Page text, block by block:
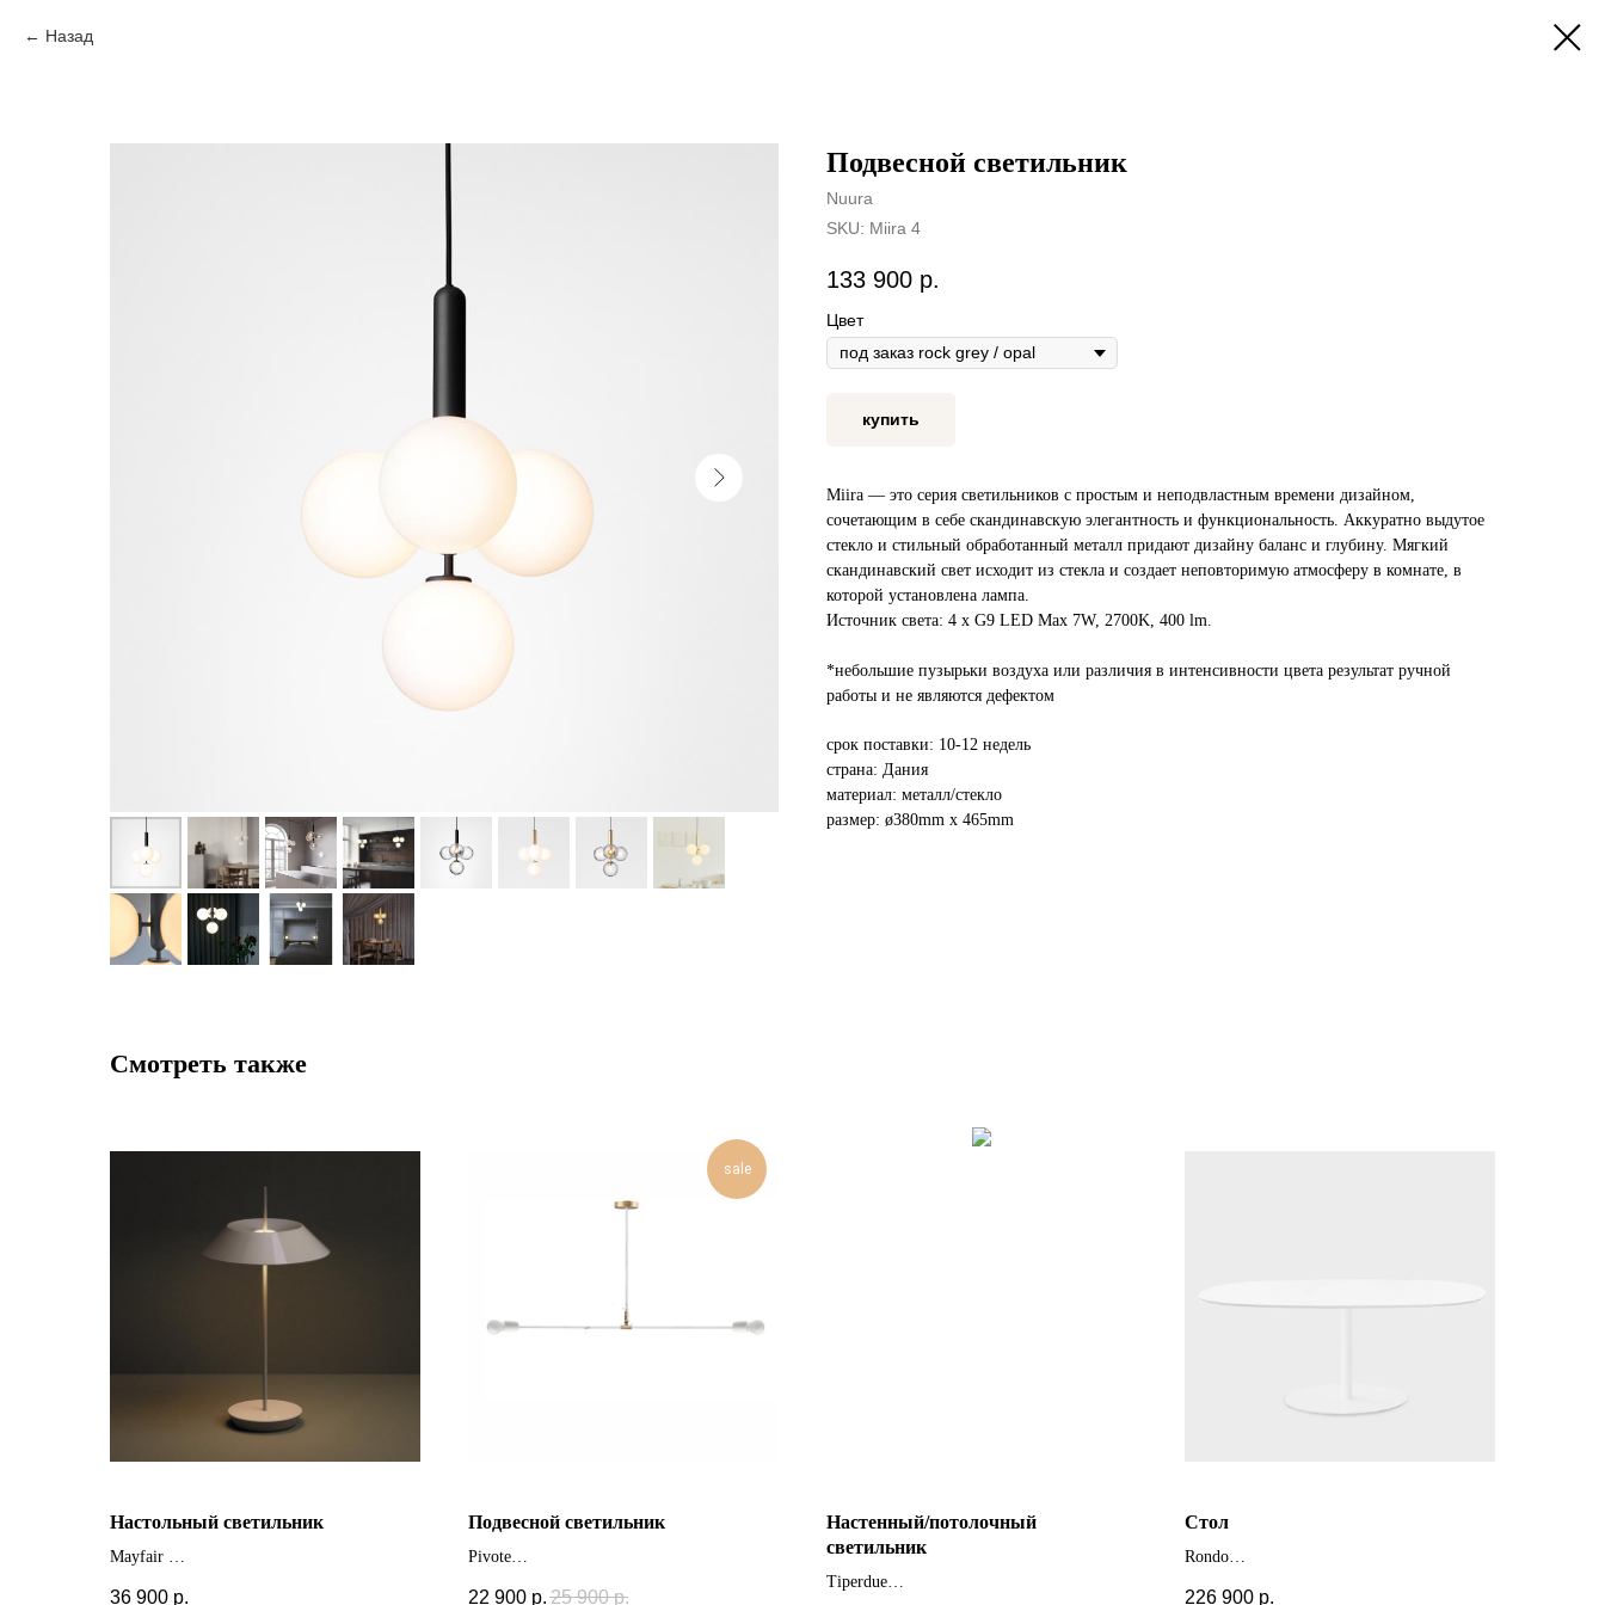
Назад
Подвесной светильник
Nuura
SKU: Miira 4
133 900 р.
Цвет
купить
Miira — это серия светильников с простым и неподвластным времени дизайном,
сочетающим в себе скандинавскую элегантность и функциональность. Аккуратно выдутое
стекло и стильный обработанный металл придают дизайну баланс и глубину. Мягкий
скандинавский свет исходит из стекла и создает неповторимую атмосферу в комнате, в
которой установлена лампа.
Источник света: 4 х G9 LED Max 7W, 2700K, 400 lm.
*небольшие пузырьки воздуха или различия в интенсивности цвета результат ручной
работы и не являются дефектом
срок поставки: 10-12 недель
страна: Дания
материал: металл/стекло
размер: ø380mm x 465mm
Смотреть также
Настольный светильник
Mayfair
36 900 р.
sale
Подвесной светильник
Pivote
22 900 р. 25 900 р.
Настенный/потолочный
светильник
Tiperdue
Стол
Rondo
226 900 р.